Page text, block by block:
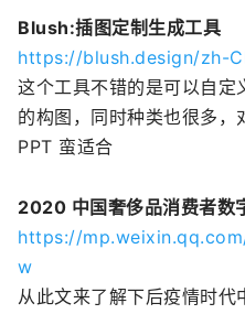
Blush:插图定制生成工具
https://blush.design/zh-
这个工具不错的是可以自定
的构图，同时种类也很多
PPT 蛮适合
2020 中国奢侈品消费者数
https://
w
从此文来了解下后疫情时代